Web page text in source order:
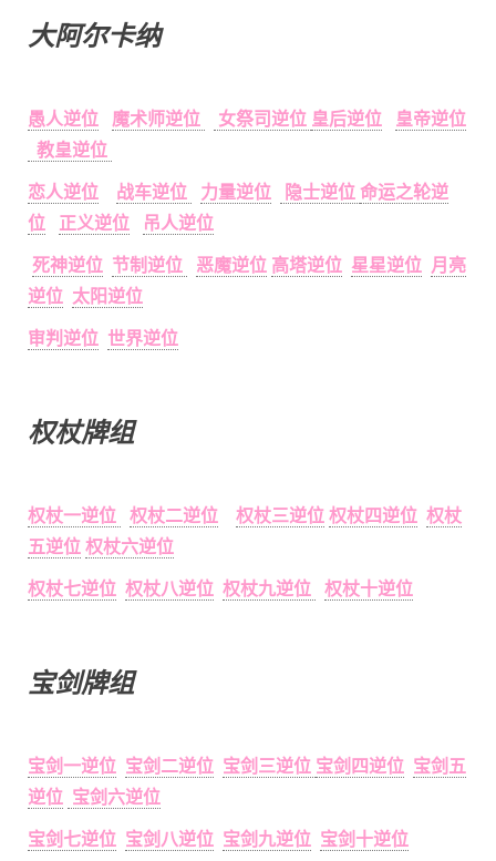
大阿尔卡纳
愚人逆位 魔术师逆位 女祭司逆位 皇后逆位
皇帝逆位
教皇逆位
恋人逆位
战车逆位 力量逆位 隐士逆位 命运之轮逆
位
正义逆位
吊人逆位
死神逆位 节制逆位 恶魔逆位 高塔逆位 星星逆位 月亮
逆位 太阳逆位
审判逆位 世界逆位
权杖牌组
权杖一逆位 权杖二逆位 权杖三逆位 权杖四逆位 权杖
五逆位 权杖六逆位
权杖七逆位 权杖八逆位 权杖九逆位 权杖十逆位
宝剑牌组
宝剑一逆位 宝剑二逆位 宝剑三逆位 宝剑四逆位 宝剑五
逆位 宝剑六逆位
宝剑七逆位 宝剑八逆位 宝剑九逆位 宝剑十逆位